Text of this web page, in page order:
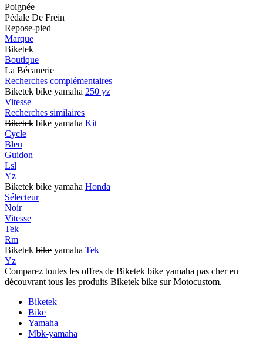
Poignée
Pédale De Frein
Repose-pied
Marque
Biketek
Boutique
La Bécanerie
Recherches complémentaires
Biketek bike yamaha 250 yz
Vitesse
Recherches similaires
Biketek bike yamaha Kit
Cycle
Bleu
Guidon
Lsl
Yz
Biketek bike yamaha Honda
Sélecteur
Noir
Vitesse
Tek
Rm
Biketek bike yamaha Tek
Yz
Comparez toutes les offres de Biketek bike yamaha pas cher en
découvrant tous les produits Biketek bike sur Motocustom.
Biketek
Bike
Yamaha
Mbk-yamaha